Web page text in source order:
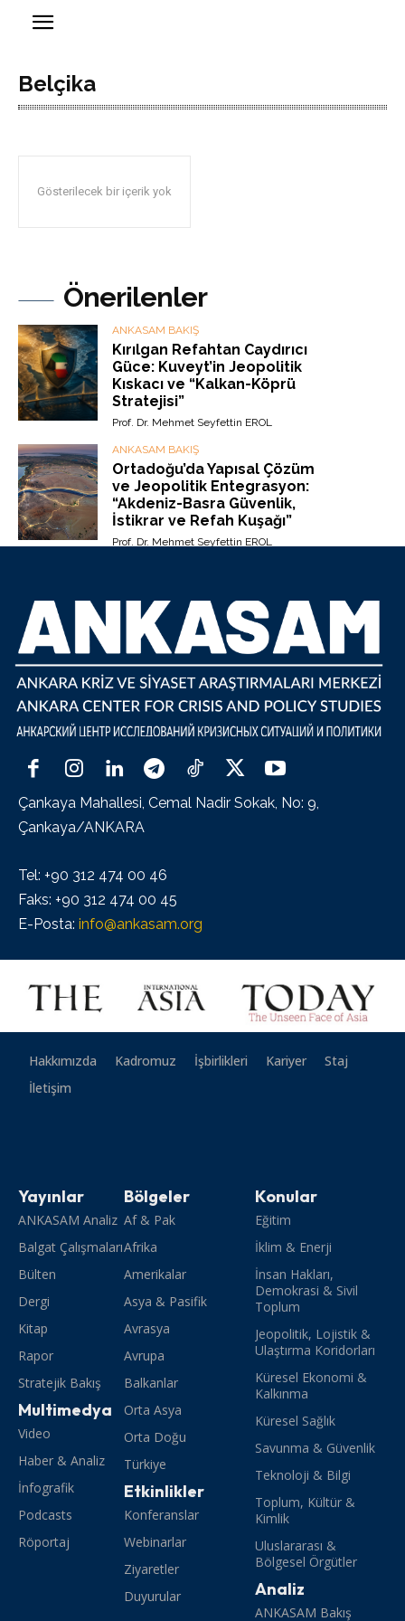
Belçika
Gösterilecek bir içerik yok
Önerilenler
ANKASAM BAKIŞ
Kırılgan Refahtan Caydırıcı
Güce: Kuveyt’in Jeopolitik
Kıskacı ve “Kalkan-Köprü
Stratejisi”
Prof. Dr. Mehmet Seyfettin EROL
ANKASAM BAKIŞ
Ortadoğu’da Yapısal Çözüm
ve Jeopolitik Entegrasyon:
“Akdeniz-Basra Güvenlik,
İstikrar ve Refah Kuşağı”
Prof. Dr. Mehmet Seyfettin EROL
Çankaya Mahallesi, Cemal Nadir Sokak, No: 9,
Çankaya/ANKARA
Tel: +90 312 474 00 46
Faks: +90 312 474 00 45
E-Posta: info@ankasam.org
Hakkımızda Kadromuz İşbirlikleri Kariyer
Staj
İletişim
Yayınlar
ANKASAM Analiz
Balgat Çalışmaları
Bülten
Dergi
Kitap
Rapor
Stratejik Bakış
Multimedya
Video
Haber & Analiz
İnfografik
Podcasts
Röportaj
Bölgeler
Af & Pak
Afrika
Amerikalar
Asya & Pasifik
Avrasya
Avrupa
Balkanlar
Orta Asya
Orta Doğu
Türkiye
Etkinlikler
Konferanslar
Webinarlar
Ziyaretler
Duyurular
Konular
Eğitim
İklim & Enerji
İnsan Hakları,
Demokrasi & Sivil
Toplum
Jeopolitik, Lojistik &
Ulaştırma Koridorları
Küresel Ekonomi &
Kalkınma
Küresel Sağlık
Savunma & Güvenlik
Teknoloji & Bilgi
Toplum, Kültür &
Kimlik
Uluslararası &
Bölgesel Örgütler
Analiz
ANKASAM Bakış